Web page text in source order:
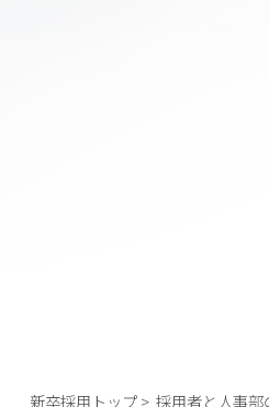
新卒採用トップ> 採用者と人事部